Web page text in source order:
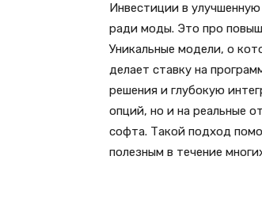
Инвестиции в
ради моды. Это про
Уникальные модели, о
делает ставку на
решения и глубокую
опций, но и на реальные
софта. Такой подход
полезным в течение